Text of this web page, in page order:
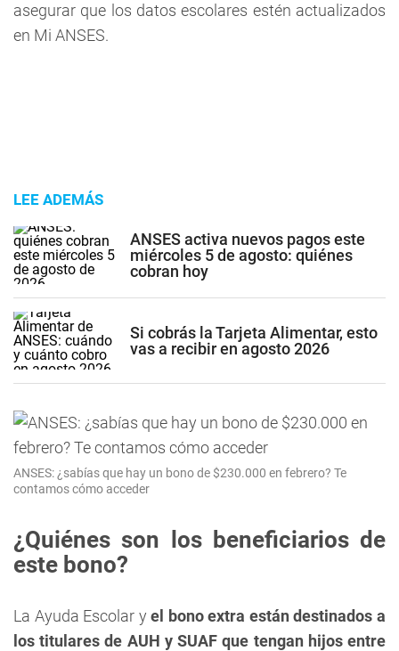
asegurar que los datos escolares estén actualizados
en Mi ANSES.
LEE ADEMÁS
ANSES activa nuevos pagos este
miércoles 5 de agosto: quiénes
cobran hoy
Si cobrás la Tarjeta Alimentar, esto
vas a recibir en agosto 2026
ANSES: ¿sabías que hay un bono de $230.000 en febrero? Te
contamos cómo acceder
¿Quiénes son los beneficiarios de
este bono?
La Ayuda Escolar y el bono extra están destinados a
los titulares de AUH y SUAF que tengan hijos entre